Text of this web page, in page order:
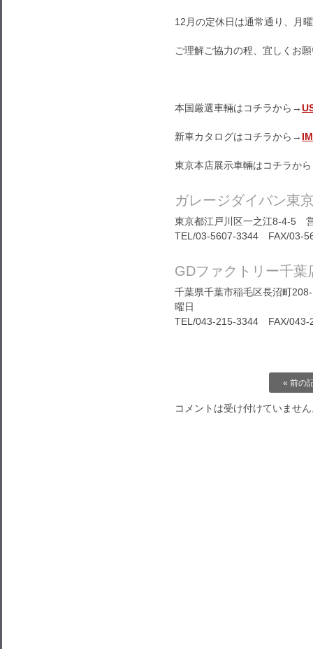
12月の定休日は通常通り、月
ご理解ご協力の程、宜しくお
本国厳選車輛はコチラから→
新車カタログはコチラから→
東京本店展示車輛はコチラか
ガレージダイバン東
東京都江戸川区一之江8-4-5
TEL/03-5607-3344 FAX/03-
GDファクトリー千葉
千葉県千葉市稲毛区長沼町
曜日
TEL/043-215-3344 FAX/043-
« 前の
コメントは受け付けていませ